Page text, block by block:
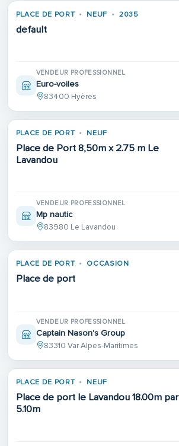
PLACE DE PORT NEUF 2035
default
VENDEUR PROFESSIONNEL
Euro-voiles
83400 Hyères
PLACE DE PORT NEUF
Place de Port 8,50m x 2.75 m Le
Lavandou
VENDEUR PROFESSIONNEL
Mp nautic
83980 Le Lavandou
PLACE DE PORT OCCASION
Place de port
VENDEUR PROFESSIONNEL
Captain Nason's Group
83310 Var Alpes-Maritimes
PLACE DE PORT NEUF
Place de port le Lavandou 18.00m par
5.10m